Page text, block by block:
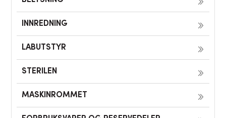
INNREDNING
LABUTSTYR
STERILEN
MASKINROMMET